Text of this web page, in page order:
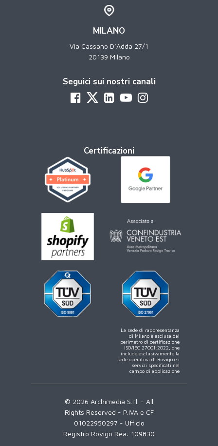
MILANO
Via Cassano D’Adda 27/1
20139 Milano
Seguici sui nostri canali
Certificazioni
La sede di rappresentanza
di Milano è esclusa dal
perimetro di certificazione
ISO/IEC 27001:2022, che
include esclusivamente la
sede operativa di Rovigo e i
servizi specificati nel
campo di applicazione
© 2026 Archimedia S.r.l. - All
Rights Reserved - P.IVA e CF
01022950297 - Ufficio
Registro Rovigo Rea: 109830